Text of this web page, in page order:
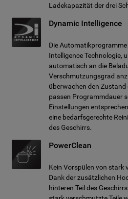
Ladekapazität der drei
Dynamic Intelligence
Die
Intelligence Technologie,
automatisch an die
Verschmutzungsgrad
überwachen den Zustand
passen Programmdauer
Einstellungen
eine bedarfsgerechte
des Geschirrs.
PowerClean
Kein Vorspülen von stark
Dank der zusätzlichen
hinteren Teil des